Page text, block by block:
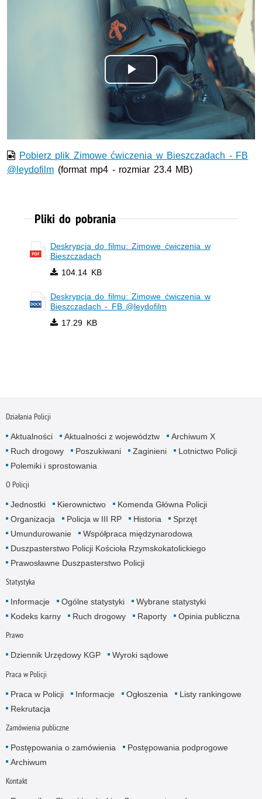
Odtwórz
wideo
Pobierz plik Zimowe ćwiczenia w Bieszczadach - FB
@leydofilm (format mp4 - rozmiar 23.4 MB)
Pliki do pobrania
Deskrypcja do filmu: Zimowe ćwiczenia w
Bieszczadach
104.14 KB
Deskrypcja do filmu: Zimowe ćwiczenia w
Bieszczadach - FB @leydofilm
17.29 KB
Działania Policji
Aktualności Aktualności z województw
Archiwum X
Ruch drogowy
Poszukiwani Zaginieni
Lotnictwo Policji
Polemiki i sprostowania
O Policji
Jednostki Kierownictwo
Komenda Główna Policji
Organizacja
Policja w III RP Historia
Sprzęt
Umundurowanie
Współpraca międzynarodowa
Duszpasterstwo Policji Kościoła Rzymskokatolickiego
Prawosławne Duszpasterstwo Policji
Statystyka
Informacje Ogólne statystyki
Wybrane statystyki
Kodeks karny
Ruch drogowy Raporty Opinia publiczna
Prawo
Dziennik Urzędowy KGP Wyroki sądowe
Praca w Policji
Praca w Policji Informacje Ogłoszenia
Listy rankingowe
Rekrutacja
Zamówienia publiczne
Postępowania o zamówienia
Postępowania podprogowe
Archiwum
Kontakt